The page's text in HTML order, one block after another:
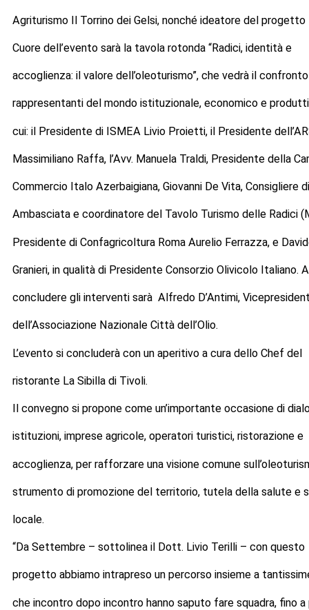
Agriturismo Il Torrino dei Gelsi, nonché ideatore del progetto
Cuore dell’evento sarà la tavola rotonda “Radici, identità e
accoglienza: il valore dell’oleoturismo”, che vedrà il
rappresentanti del mondo istituzionale, economico e
cui: il Presidente di ISMEA Livio Proietti, il Presidente
Massimiliano Raffa, l’Avv. Manuela Traldi, Presidente della
Commercio Italo Azerbaigiana, Giovanni De Vita, Consigliere di
Ambasciata e coordinatore del Tavolo Turismo delle Radici
Presidente di Confagricoltura Roma Aurelio Ferrazza, e
Granieri, in qualità di Presidente Consorzio Olivicolo Italiano. A
concludere gli interventi sarà Alfredo D’Antimi,
dell’Associazione Nazionale Città dell’Olio.
L’evento si concluderà con un aperitivo a cura dello Chef del
ristorante La Sibilla di Tivoli.
Il convegno si propone come un’importante occasione di
istituzioni, imprese agricole, operatori turistici, ristorazione e
accoglienza, per rafforzare una visione comune
strumento di promozione del territorio, tutela della salute e
locale.
“Da Settembre – sottolinea il Dott. Livio Terilli – con questo
progetto abbiamo intrapreso un percorso insieme a
che incontro dopo incontro hanno saputo fare squadra, fino a